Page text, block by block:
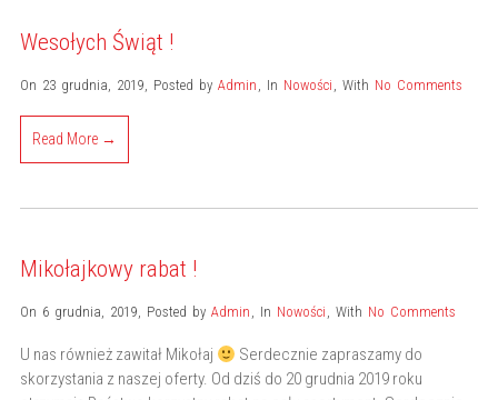
Wesołych Świąt !
On 23 grudnia, 2019, Posted by Admin , In Nowości , With No Comments
Read More →
Mikołajkowy rabat !
On 6 grudnia, 2019, Posted by Admin , In Nowości , With No Comments
U nas również zawitał Mikołaj
Serdecznie zapraszamy do
skorzystania z naszej oferty. Od dziś do 20 grudnia 2019 roku